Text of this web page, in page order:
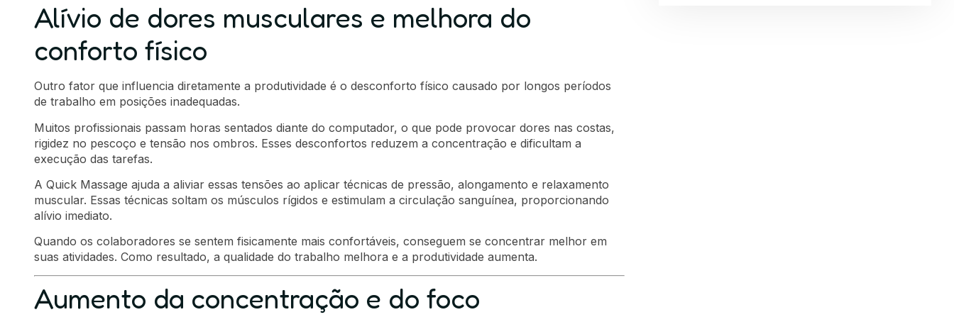
Alívio de dores musculares e melhora do
conforto físico
Outro fator que influencia diretamente a produtividade é o desconforto físico causado por longos períodos
de trabalho em posições inadequadas.
Muitos profissionais passam horas sentados diante do computador, o que pode provocar dores nas costas,
rigidez no pescoço e tensão nos ombros. Esses desconfortos reduzem a concentração e dificultam a
execução das tarefas.
A Quick Massage ajuda a aliviar essas tensões ao aplicar técnicas de pressão, alongamento e relaxamento
muscular. Essas técnicas soltam os músculos rígidos e estimulam a circulação sanguínea, proporcionando
alívio imediato.
Quando os colaboradores se sentem fisicamente mais confortáveis, conseguem se concentrar melhor em
suas atividades. Como resultado, a qualidade do trabalho melhora e a produtividade aumenta.
Aumento da concentração e do foco